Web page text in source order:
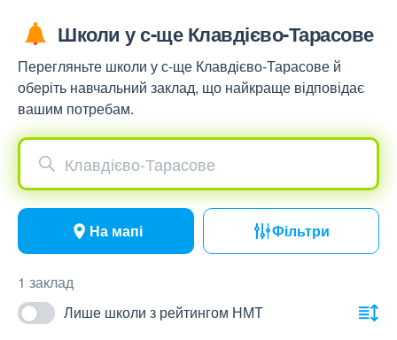
Школи у с-ще Клавдієво-Тарасове
Перегляньте школи у с-ще Клавдієво-Тарасове й
оберіть навчальний заклад, що найкраще відповідає
вашим потребам.
Клавдієво-Тарасове
На мапі Фільтри
1 заклад
Лише школи з рейтингом НМТ